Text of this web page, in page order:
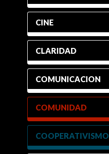
CINE
CLARIDAD
COMUNICACION
COMUNIDAD
COOPERATIVISMO